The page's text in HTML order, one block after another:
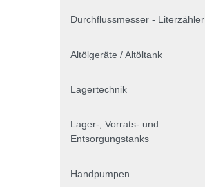
Durchflussmesser - Literzähler
Altölgeräte / Altöltank
Lagertechnik
Lager-, Vorrats- und
Entsorgungstanks
Handpumpen